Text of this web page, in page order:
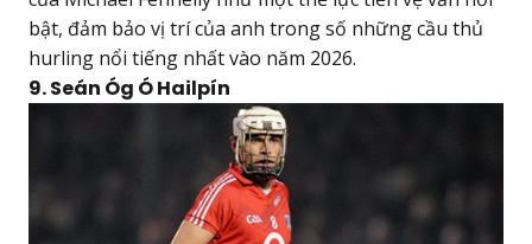
bật, đảm bảo vị trí của anh trong số những cầu thủ
hurling nổi tiếng nhất vào năm 2026.
9. Seán Óg Ó Hailpín